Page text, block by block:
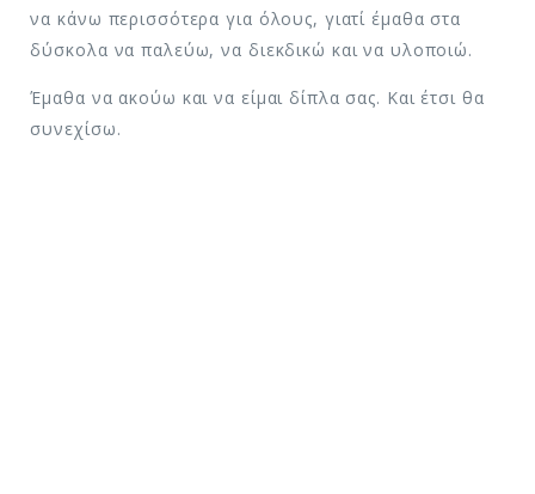
να κάνω περισσότερα για όλους, γιατί έμαθα στα
δύσκολα να παλεύω, να διεκδικώ και να υλοποιώ.
Έμαθα να ακούω και να είμαι δίπλα σας. Και έτσι θα
συνεχίσω.